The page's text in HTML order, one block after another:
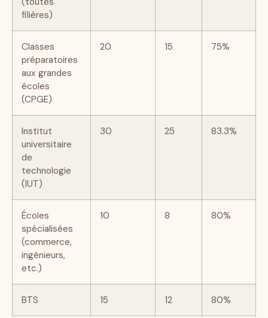
filières)
Classes
préparatoires
aux grandes
écoles
(CPGE)
20 15 75%
Institut
universitaire
de
technologie
(IUT)
30 25 83.3%
Écoles
spécialisées
(commerce,
ingénieurs,
etc.)
10 8 80%
BTS 15 12 80%